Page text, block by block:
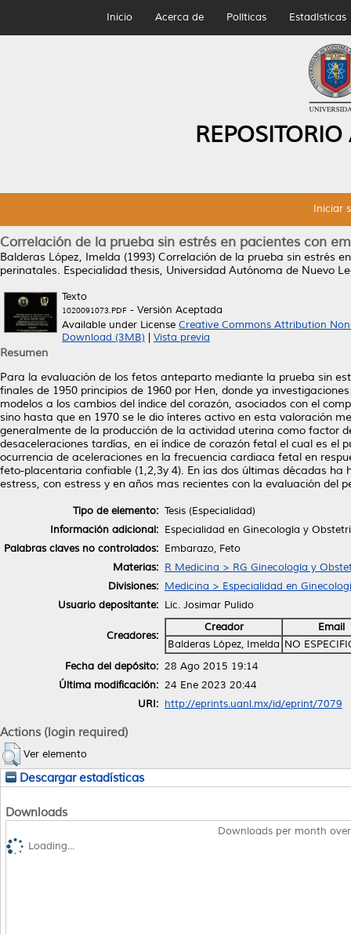
Inicio Acerca de Políticas Estadísticas
Iniciar
Correlación de la prueba sin estrés en pacientes con
Balderas López, Imelda (1993) Correlación de la prueba sin estrés
perinatales. Especialidad thesis, Universidad Autónoma de Nuevo
Texto
1020091073.PDF - Versión Aceptada
Available under License Creative Commons Attribution
Download (3MB)
Vista previa
Resumen
Para la evaluación de los fetos anteparto mediante la prueba sin
finales de 1950 principios de 1960 por Hen, donde ya
modelos a los cambios del índice del corazón, asociados con el
sino hasta que en 1970 se le dio ínteres activo en esta valoración
generalmente de la producción de la actividad uterina como factor
desaceleraciones tardías, en eí índice de corazón fetal el cual es
ocurrencia de aceleraciones en la frecuencia cardiaca fetal en
feto-placentaria confiable (1,2,3y 4). En ías dos últimas décadas
estress, con estress y en años mas recientes con la evaluación del
Tipo de elemento: Tesis (Especialidad)
Información adicional: Especialidad en Ginecología y
Palabras claves no controlados: Embarazo, Feto
Materias: R Medicina > RG Ginecología y
Divisiones: Medicina > Especialidad en
Usuario depositante: Lic. Josimar Pulido
Creadores:
Creador
Email
Balderas López, Imelda NO
Fecha del depósito: 28 Ago 2015 19:14
Última modificación: 24 Ene 2023 20:44
URI: http://eprints.uanl.mx/id/eprint/7079
Actions (login required)
Ver elemento
Descargar estadísticas
Downloads
Downloads per month
Loading...